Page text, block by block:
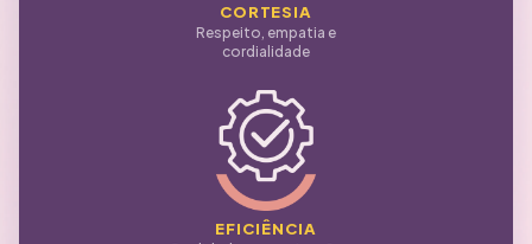
CORTESIA
Respeito, empatia e
cordialidade
EFICIÊNCIA